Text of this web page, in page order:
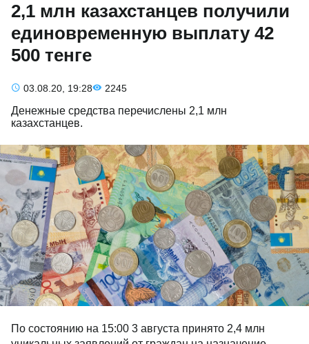
2,1 млн казахстанцев получили
единовременную выплату 42
500 тенге
03.08.20, 19:28 2245
Денежные средства перечислены 2,1 млн
казахстанцев.
По состоянию на 15:00 3 августа принято 2,4 млн